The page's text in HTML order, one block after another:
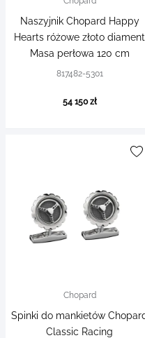
Naszyjnik Chopard Happy
Hearts różowe złoto diament
Masa perłowa 120 cm
817482-5301
54 150 zł
Chopard
Spinki do mankietów
Classic Racing